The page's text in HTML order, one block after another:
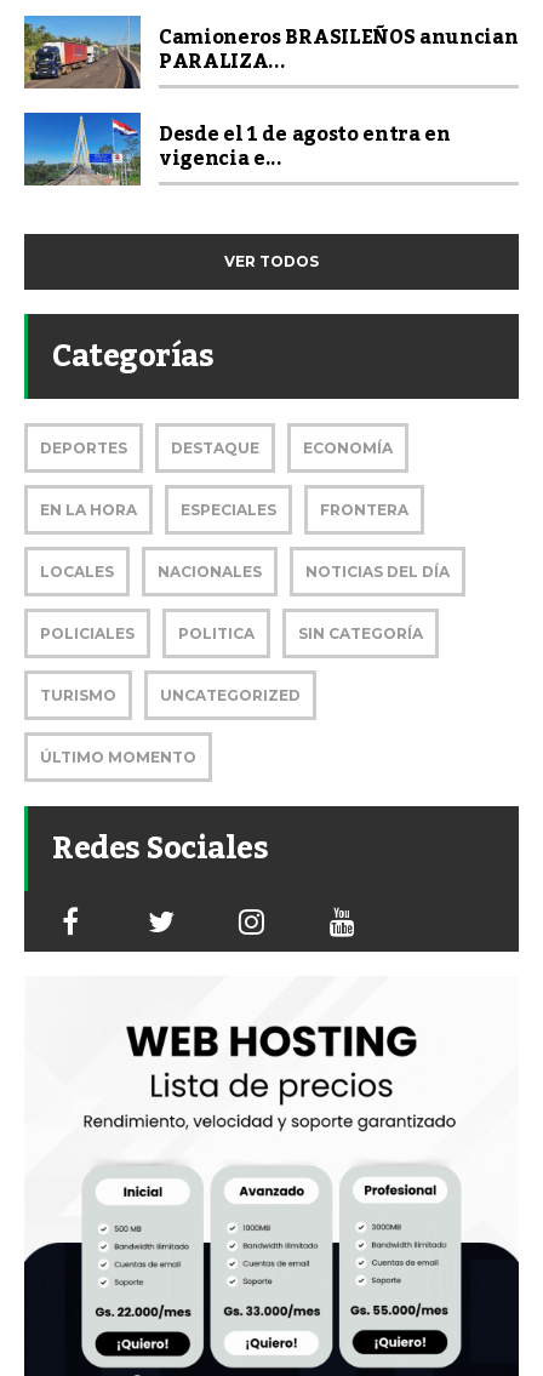
Camioneros BRASILEÑOS anuncian
PARALIZA...
Desde el 1 de agosto entra en
vigencia e...
VER TODOS
Categorías
DEPORTES DESTAQUE ECONOMÍA
EN LA HORA ESPECIALES FRONTERA
LOCALES NACIONALES NOTICIAS DEL DÍA
POLICIALES POLITICA SIN CATEGORÍA
TURISMO UNCATEGORIZED
ÚLTIMO MOMENTO
Redes Sociales